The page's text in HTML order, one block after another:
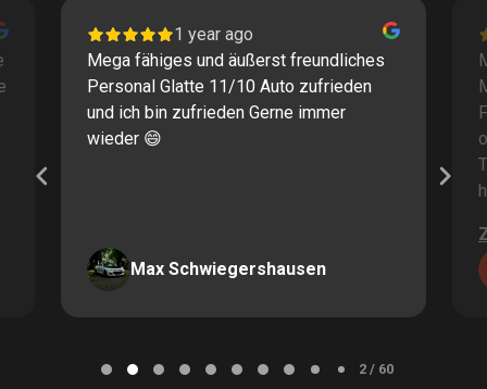
1 year ago
Mega fähiges und äußerst freundliches
Personal Glatte 11/10 Auto zufrieden
und ich bin zufrieden Gerne immer
wieder 😄
Max Schwiegershausen
2 / 60